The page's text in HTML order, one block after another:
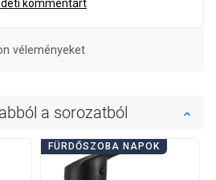
kommentárt
véleményeket
a sorozatból
FÜRDŐSZOBA NAPOK